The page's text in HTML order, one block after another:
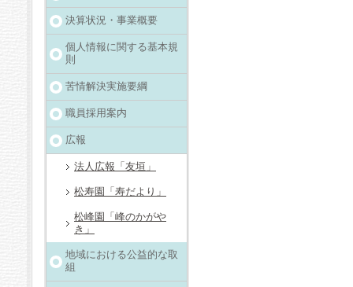
決算状況・事業概要
個人情報に関する基本規
則
苦情解決実施要綱
職員採用案内
広報
法人広報「友垣」
松寿園「寿だより」
松峰園「峰のかがや
き」
地域における公益的な取
組